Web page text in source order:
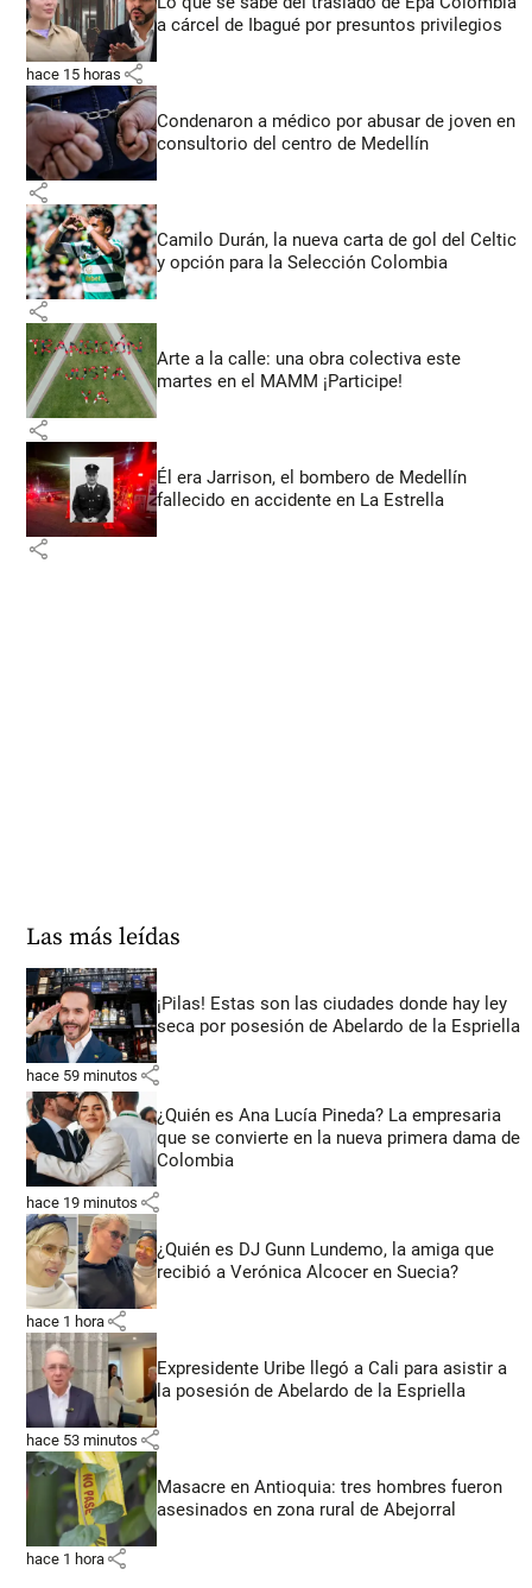
a cárcel de Ibagué por presuntos privilegios
hace 15 horas share
Condenaron a médico por abusar de joven en
consultorio del centro de Medellín
share
Camilo Durán, la nueva carta de gol del Celtic
y opción para la Selección Colombia
share
Arte a la calle: una obra colectiva este
martes en el MAMM ¡Participe!
share
Él era Jarrison, el bombero de Medellín
fallecido en accidente en La Estrella
share
Las más leídas
¡Pilas! Estas son las ciudades donde hay ley
seca por posesión de Abelardo de la Espriella
hace 59 minutos share
¿Quién es Ana Lucía Pineda? La empresaria
que se convierte en la nueva primera dama de
Colombia
hace 19 minutos share
¿Quién es DJ Gunn Lundemo, la amiga que
recibió a Verónica Alcocer en Suecia?
hace 1 hora share
Expresidente Uribe llegó a Cali para asistir a
la posesión de Abelardo de la Espriella
hace 53 minutos share
Masacre en Antioquia: tres hombres fueron
asesinados en zona rural de Abejorral
hace 1 hora share